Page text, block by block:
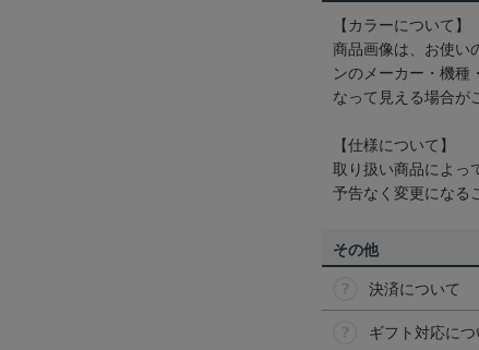
【カラーについて】
商品画像は、お使い
ンのメーカー・機種
なって見える場合が
【仕様について】
取り扱い商品によっ
予告なく変更になる
その他
決済について
ギフト対応に